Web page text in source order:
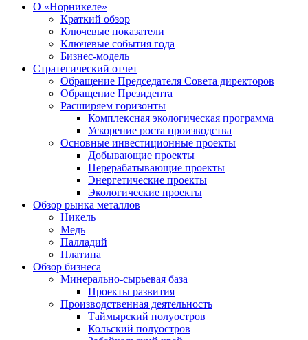
О «Норникеле»
Краткий обзор
Ключевые показатели
Ключевые события года
Бизнес-модель
Стратегический отчет
Обращение Председателя Совета директоров
Обращение Президента
Расширяем горизонты
Комплексная экологическая программа
Ускорение роста производства
Основные инвестиционные проекты
Добывающие проекты
Перерабатывающие проекты
Энергетические проекты
Экологические проекты
Обзор рынка металлов
Никель
Медь
Палладий
Платина
Обзор бизнеса
Минерально-сырьевая база
Проекты развития
Производственная деятельность
Таймырский полуостров
Кольский полуостров